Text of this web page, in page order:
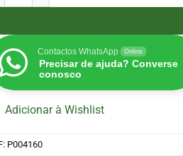
Contactos WhatsApp Online
Precisar de ajuda? Converse
conosco
Adicionar à Wishlist
P004160